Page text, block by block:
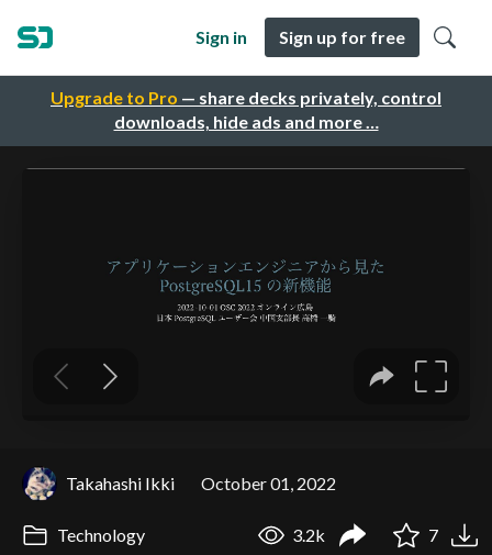
Upgrade to Pro — share decks privately, control
downloads, hide ads and more …
Sign in Sign up for free
Takahashi Ikki October 01, 2022
Technology 3.2k 7